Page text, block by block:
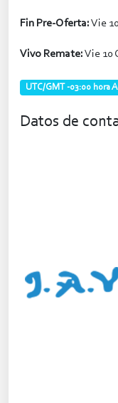
Fin Pre-Oferta:Vie
Vivo Remate:Vie 10
UTC/GMT -03:00 hora
Datos de